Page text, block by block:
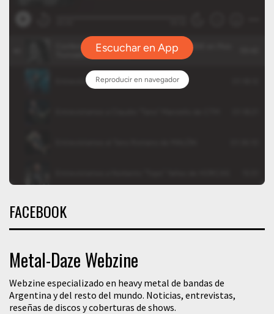
FACEBOOK
Metal-Daze Webzine
Webzine especializado en heavy metal de bandas de
Argentina y del resto del mundo. Noticias, entrevistas,
reseñas de discos y coberturas de shows.